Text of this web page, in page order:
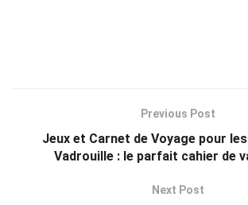
Previous Post
Jeux et Carnet de Voyage pour
Vadrouille : le parfait cahier de
Next Post